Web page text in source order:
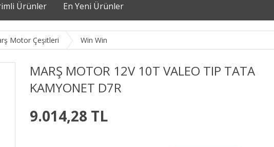
Ürünler En Yeni Ürünler
Motor Çeşitleri Win Win
MARŞ MOTOR 12V 10T VALEO TIP TATA
KAMYONET D7R
9.014,28 TL